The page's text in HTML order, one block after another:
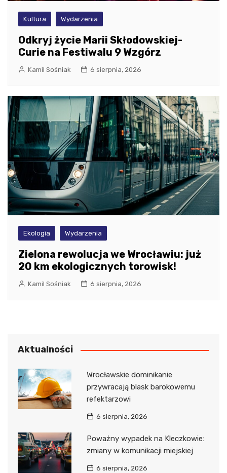
Kultura Wydarzenia
Odkryj życie Marii Skłodowskiej-
Curie na Festiwalu 9 Wzgórz
Kamil Sośniak 6 sierpnia, 2026
Ekologia Wydarzenia
Zielona rewolucja we Wrocławiu: już
20 km ekologicznych torowisk!
Kamil Sośniak 6 sierpnia, 2026
Aktualności
Wrocławskie dominikanie
przywracają blask barokowemu
refektarzowi
6 sierpnia, 2026
Poważny wypadek na Kleczkowie:
zmiany w komunikacji miejskiej
6 sierpnia, 2026